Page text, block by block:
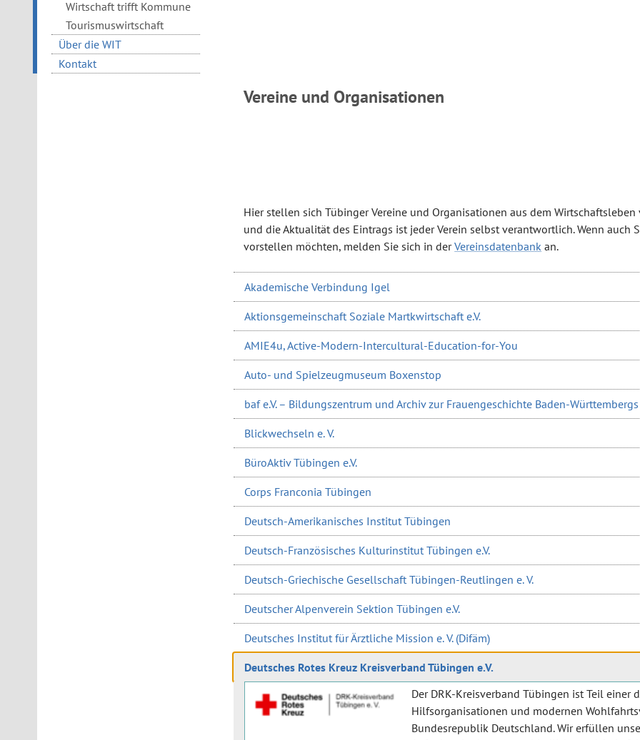
Wirtschaft trifft Kommune
Tourismuswirtschaft
Über die WIT
Kontakt
Vereine und Organisationen
Hier stellen sich Tübinger Vereine und Organisationen aus dem Wirtschaftsleben
und die Aktualität des Eintrags ist jeder Verein selbst verantwortlich. Wenn auch
vorstellen möchten, melden Sie sich in derVereinsdatenbank an.
Akademische Verbindung Igel
Aktionsgemeinschaft Soziale Martkwirtschaft e.V.
AMIE4u, Active-Modern-Intercultural-Education-for-You
Auto- und Spielzeugmuseum Boxenstop
baf e.V. – Bildungszentrum und Archiv zur Frauengeschichte Baden-Württembergs
Blickwechseln e. V.
BüroAktiv Tübingen e.V.
Corps Franconia Tübingen
Deutsch-Amerikanisches Institut Tübingen
Deutsch-Französisches Kulturinstitut Tübingen e.V.
Deutsch-Griechische Gesellschaft Tübingen-Reutlingen e. V.
Deutscher Alpenverein Sektion Tübingen e.V.
Deutsches Institut für Ärztliche Mission e. V. (Difäm)
Deutsches Rotes Kreuz Kreisverband Tübingen e.V.
Der DRK-Kreisverband Tübingen ist Teil einer
Hilfsorganisationen und modernen
Bundesrepublik Deutschland. Wir erfüllen